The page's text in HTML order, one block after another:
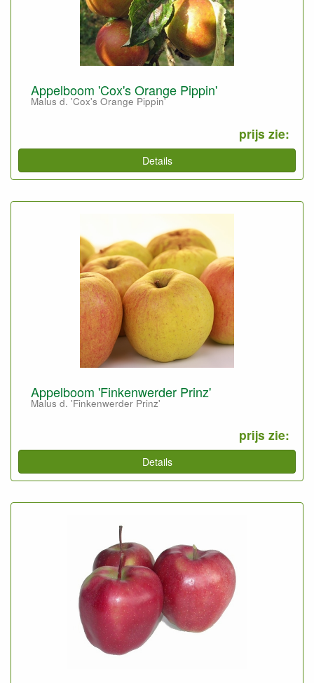
Appelboom 'Cox's Orange Pippin'
Malus d. 'Cox's Orange Pippin'
prijs zie:
Details
Appelboom 'Finkenwerder Prinz'
Malus d. 'Finkenwerder Prinz'
prijs zie:
Details